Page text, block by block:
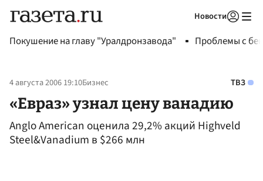
Новости
Покушение на главу "Уралдронзавода" Проблемы с
4 августа 2006 19:10Бизнес ТВЗ
«Евраз» узнал цену ванадию
Anglo American оценила 29,2% акций Highveld
Steel&Vanadium в $266 млн